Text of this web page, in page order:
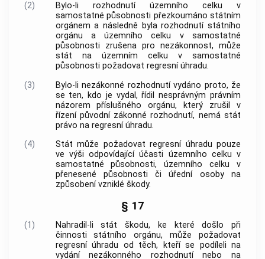
(2)
Bylo-li rozhodnutí územního celku v
samostatné působnosti přezkoumáno státním
orgánem a následně byla rozhodnutí státního
orgánu a územního celku v samostatné
působnosti zrušena pro nezákonnost, může
stát na územním celku v samostatné
působnosti požadovat regresní úhradu.
(3)
Bylo-li nezákonné rozhodnutí vydáno proto, že
se ten, kdo je vydal, řídil nesprávným právním
názorem příslušného orgánu, který zrušil v
řízení původní zákonné rozhodnutí, nemá stát
právo na regresní úhradu.
(4)
Stát může požadovat regresní úhradu pouze
ve výši odpovídající účasti územního celku v
samostatné působnosti, územního celku v
přenesené působnosti či úřední osoby na
způsobení vzniklé škody.
§ 17
(1)
Nahradil-li stát škodu, ke které došlo při
činnosti státního orgánu, může požadovat
regresní úhradu od těch, kteří se podíleli na
vydání nezákonného rozhodnutí nebo na